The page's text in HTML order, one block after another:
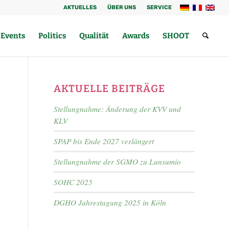
AKTUELLES ÜBER UNS SERVICE
Politics Qualität Awards SHOOT
AKTUELLE BEITRÄGE
Stellungnahme: Änderung der KVV und
KLV
SPAP bis Ende 2027 verlängert
Stellungnahme der SGMO zu Lunsumio
SOHC 2025
DGHO Jahrestagung 2025 in Köln